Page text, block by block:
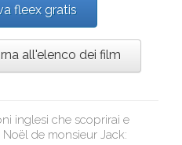
fleex gratis
all'elenco dei film
inglesi che scoprirai e
Noël de monsieur Jack: